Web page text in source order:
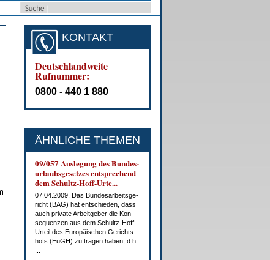
KONTAKT
Deutschlandweite
Rufnummer:
0800 - 440 1 880
ÄHNLICHE THEMEN
09/057 Aus­le­gung des Bun­des­
ur­laubs­ge­set­zes ent­spre­chend
dem Schultz-Hoff-Ur­te...
07.04.2009. Das Bun­des­ar­beits­ge­
richt (BAG) hat ent­schie­den, dass
auch pri­va­te Ar­beit­ge­ber die Kon­
se­quen­zen aus dem Schultz-Hoff-
Ur­teil des Eu­ro­päi­schen Ge­richts­
hofs (EuGH) zu tra­gen ha­ben, d.h.